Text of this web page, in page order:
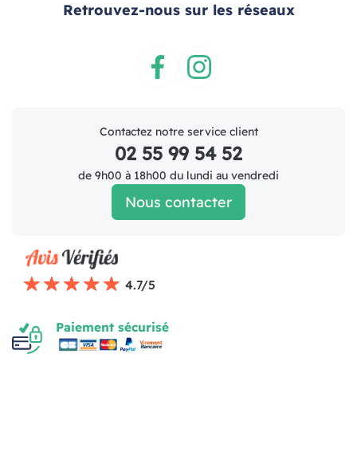
Retrouvez-nous sur les réseaux
Contactez notre service client
02 55 99 54 52
de 9h00 à 18h00 du lundi au vendredi
Nous contacter
4.7/5
Paiement sécurisé